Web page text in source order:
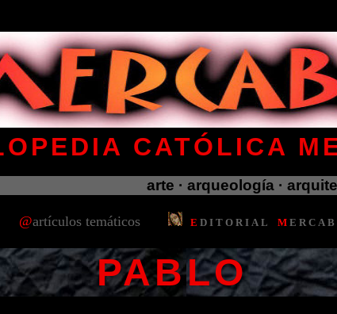
CATÓLICA
d.C. 2026 d.C. 2026 d.C. 2026 d.C. 2026
arte · arqueología ·
@artículos temáticos E D I T O R I A L M E R C A B
PABLO